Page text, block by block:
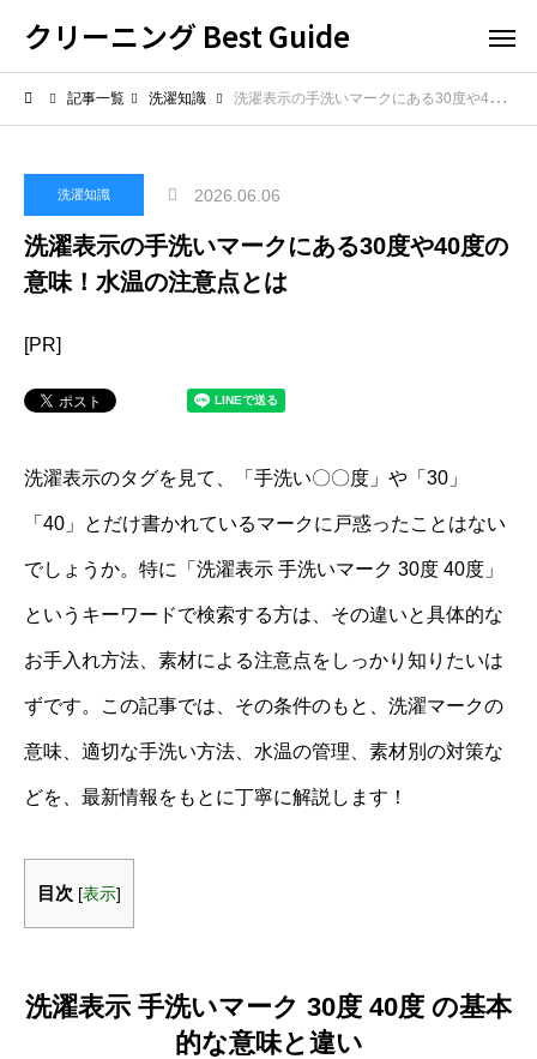
クリーニング Best Guide
記事一覧 洗濯知識 洗濯表示の手洗いマークにある30度や40度の意味！水温の注意点とは
洗濯知識 2026.06.06
洗濯表示の手洗いマークにある30度や40度の
意味！水温の注意点とは
[PR]
洗濯表示のタグを見て、「手洗い〇〇度」や「30」
「40」とだけ書かれているマークに戸惑ったことはない
でしょうか。特に「洗濯表示 手洗いマーク 30度 40度」
というキーワードで検索する方は、その違いと具体的な
お手入れ方法、素材による注意点をしっかり知りたいは
ずです。この記事では、その条件のもと、洗濯マークの
意味、適切な手洗い方法、水温の管理、素材別の対策な
どを、最新情報をもとに丁寧に解説します！
目次 [表示]
洗濯表示 手洗いマーク 30度 40度 の基本
的な意味と違い